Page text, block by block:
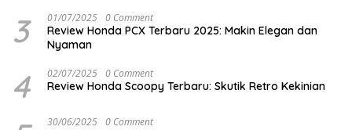
3 01/07/2025 0 Comment
Review Honda PCX Terbaru 2025: Makin Elegan dan
Nyaman
4 02/07/2025 0 Comment
Review Honda Scoopy Terbaru: Skutik Retro Kekinian
30/06/2025 0 Comment